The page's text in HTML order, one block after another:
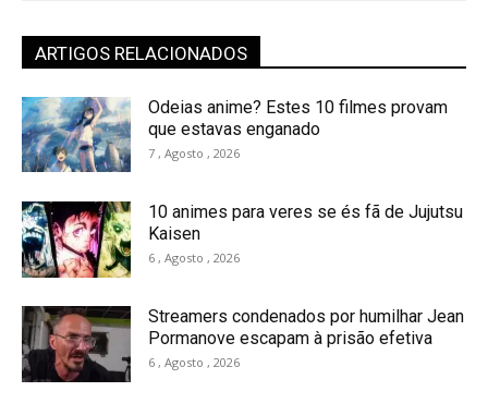
ARTIGOS RELACIONADOS
Odeias anime? Estes 10 filmes provam
que estavas enganado
7 , Agosto , 2026
10 animes para veres se és fã de Jujutsu
Kaisen
6 , Agosto , 2026
Streamers condenados por humilhar Jean
Pormanove escapam à prisão efetiva
6 , Agosto , 2026